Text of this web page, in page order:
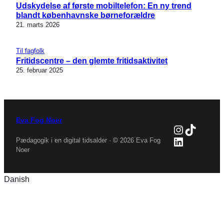
Udskydelse af første mobiltelefon: En ny trend
blandt københavnske børneforældre
21. marts 2026
Til fagfolk
Fritidscentre – den glemte fritidsaktivitet
25. februar 2025
Eva Fog Noer
Pædagogik i en digital tidsalder · © 2026 Eva Fog
Noer
TikTok
LinkedIn
Danish